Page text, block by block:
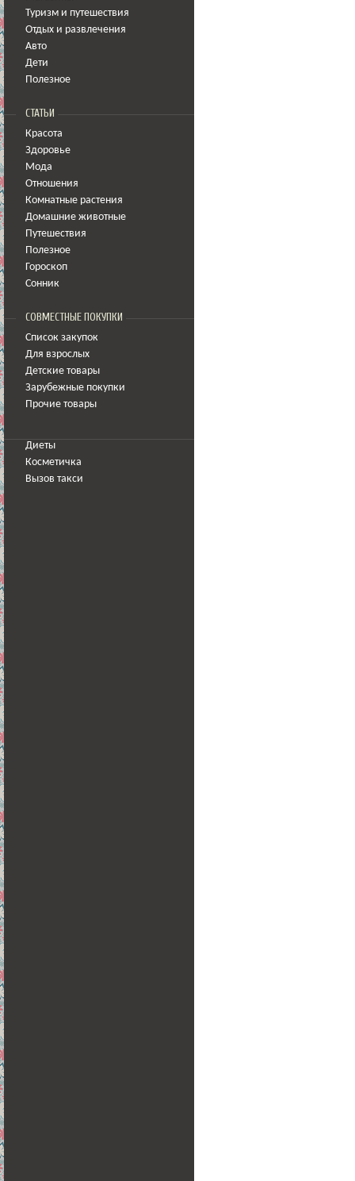
Туризм и путешествия
Отдых и развлечения
Авто
Дети
Полезное
СТАТЬИ
Красота
Здоровье
Мода
Отношения
Комнатные растения
Домашние животные
Путешествия
Полезное
Гороскоп
Сонник
СОВМЕСТНЫЕ ПОКУПКИ
Список закупок
Для взрослых
Детские товары
Зарубежные покупки
Прочие товары
Диеты
Косметичка
Вызов такси